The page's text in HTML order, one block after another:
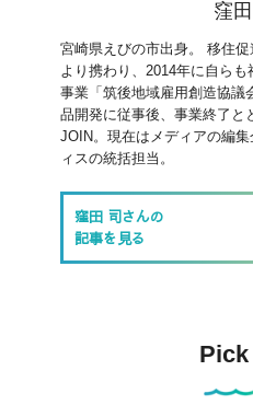
窪
宮崎県えびの市出身。 移住
より携わり、2014年に自ら
事業「筑後地域雇用創造協議
品開発に従事後、事業終了と
JOIN。現在はメディアの編
ィスの統括担当。
窪田 司さんの
記事を見る